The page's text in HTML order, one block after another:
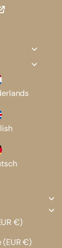
€)
(EUR €)